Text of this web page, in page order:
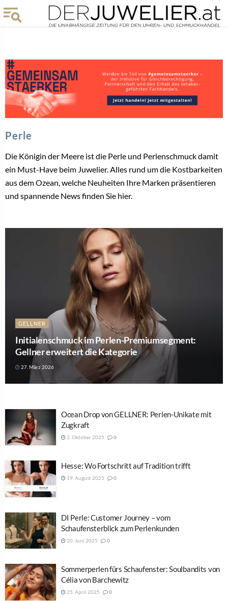
Perle
Die Königin der Meere ist die Perle und Perlenschmuck damit
ein Must-Have beim Juwelier. Alles rund um die Kostbarkeiten
aus dem Ozean, welche Neuheiten Ihre Marken präsentieren
und spannende News finden Sie hier.
GELLNER
Initialenschmuck im Perlen-Premiumsegment:
Gellner erweitert die Kategorie
27. März 2026
Ocean Drop von GELLNER: Perlen-Unikate mit
Zugkraft
2. Oktober 2025 0
Hesse: Wo Fortschritt auf Tradition trifft
19. August 2025 0
DI Perle: Customer Journey – vom
Schaufensterblick zum Perlenkunden
20. Juni 2025 0
Sommerperlen fürs Schaufenster: Soulbandits von
Célia von Barchewitz
25. April 2025 0